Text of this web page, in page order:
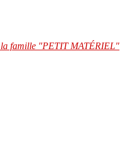
la famille "PETIT MATÉRIEL"